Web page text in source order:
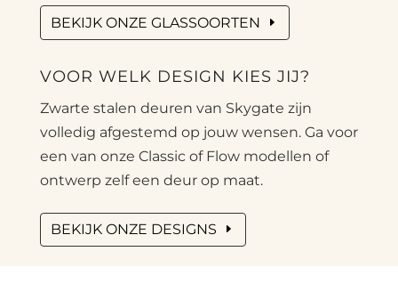
BEKIJK ONZE GLASSOORTEN
VOOR WELK DESIGN KIES JIJ?
Zwarte stalen deuren van Skygate zijn
volledig afgestemd op jouw wensen. Ga voor
een van onze Classic of Flow modellen of
ontwerp zelf een deur op maat.
BEKIJK ONZE DESIGNS